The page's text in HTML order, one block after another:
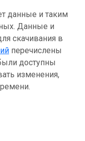
данные и таким
Данные и
скачивания в
перечислены
доступны
изменения,